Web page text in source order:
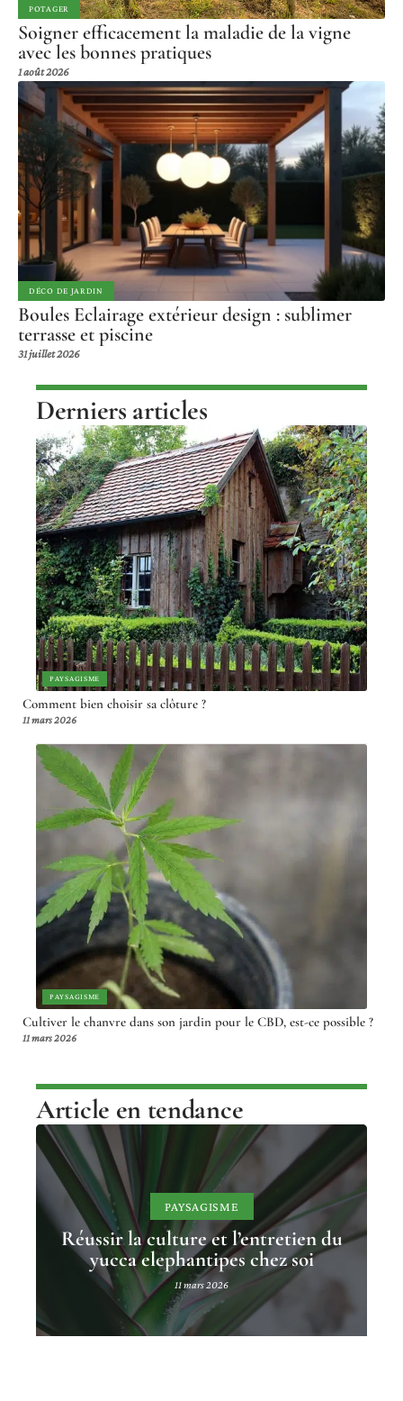
POTAGER
Soigner efficacement la maladie de la vigne
avec les bonnes pratiques
1 août 2026
DÉCO DE JARDIN
Boules Eclairage extérieur design : sublimer
terrasse et piscine
31 juillet 2026
Derniers articles
PAYSAGISME
Comment bien choisir sa clôture ?
11 mars 2026
PAYSAGISME
Cultiver le chanvre dans son jardin pour le CBD, est-ce possible ?
11 mars 2026
Article en tendance
PAYSAGISME
Réussir la culture et l’entretien du
yucca elephantipes chez soi
11 mars 2026